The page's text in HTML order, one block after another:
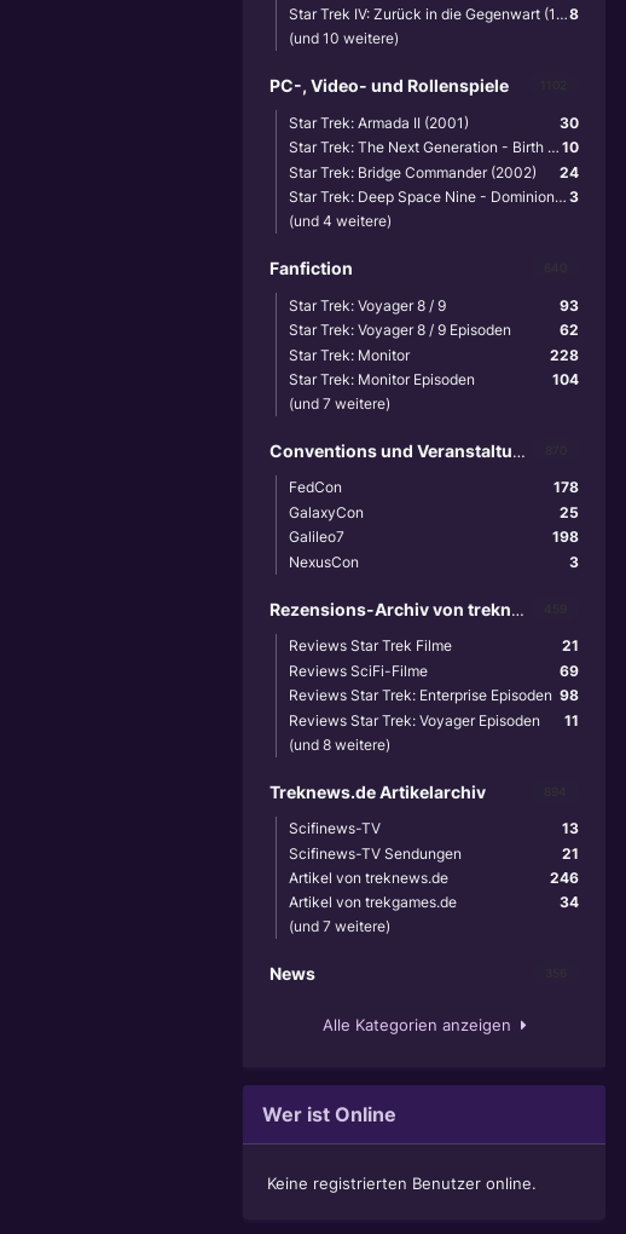
8
Star Trek IV: Zurück in die Gegenwart (1986)
(und 10 weitere)
PC-, Video- und Rollenspiele
30
Star Trek: Armada II (2001)
10
Star Trek: The Next Generation - Birth of the Federation (1999)
24
Star Trek: Bridge Commander (2002)
3
Star Trek: Deep Space Nine - Dominion Wars (2001)
(und 4 weitere)
Fanfiction
93
Star Trek: Voyager 8 / 9
62
Star Trek: Voyager 8 / 9 Episoden
228
Star Trek: Monitor
104
Star Trek: Monitor Episoden
(und 7 weitere)
Conventions und Veranstaltungen
178
FedCon
25
GalaxyCon
198
Galileo7
3
NexusCon
Rezensions-Archiv von treknews.de
21
Reviews Star Trek Filme
69
Reviews SciFi-Filme
98
Reviews Star Trek: Enterprise Episoden
11
Reviews Star Trek: Voyager Episoden
(und 8 weitere)
Treknews.de Artikelarchiv
13
Scifinews-TV
21
Scifinews-TV Sendungen
246
Artikel von treknews.de
34
Artikel von trekgames.de
(und 7 weitere)
News
Alle Kategorien anzeigen
Wer ist Online
Keine registrierten Benutzer online.